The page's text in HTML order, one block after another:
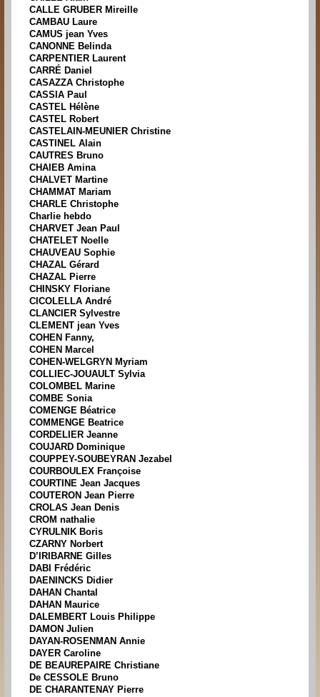
CALLE GRUBER Mireille
CAMBAU Laure
CAMUS jean Yves
CANONNE Belinda
CARPENTIER Laurent
CARRÉ Daniel
CASAZZA Christophe
CASSIA Paul
CASTEL Hélène
CASTEL Robert
CASTELAIN-MEUNIER Christine
CASTINEL Alain
CAUTRES Bruno
CHAIEB Amina
CHALVET Martine
CHAMMAT Mariam
CHARLE Christophe
Charlie hebdo
CHARVET Jean Paul
CHATELET Noelle
CHAUVEAU Sophie
CHAZAL Gérard
CHAZAL Pierre
CHINSKY Floriane
CICOLELLA André
CLANCIER Sylvestre
CLEMENT jean Yves
COHEN Fanny,
COHEN Marcel
COHEN-WELGRYN Myriam
COLLIEC-JOUAULT Sylvia
COLOMBEL Marine
COMBE Sonia
COMENGE Béatrice
COMMENGE Beatrice
CORDELIER Jeanne
COUJARD Dominique
COUPPEY-SOUBEYRAN Jezabel
COURBOULEX Françoise
COURTINE Jean Jacques
COUTERON Jean Pierre
CROLAS Jean Denis
CROM nathalie
CYRULNIK Boris
CZARNY Norbert
D’IRIBARNE Gilles
DABI Frédéric
DAENINCKS Didier
DAHAN Chantal
DAHAN Maurice
DALEMBERT Louis Philippe
DAMON Julien
DAYAN-ROSENMAN Annie
DAYER Caroline
DE BEAUREPAIRE Christiane
De CESSOLE Bruno
DE CHARANTENAY Pierre